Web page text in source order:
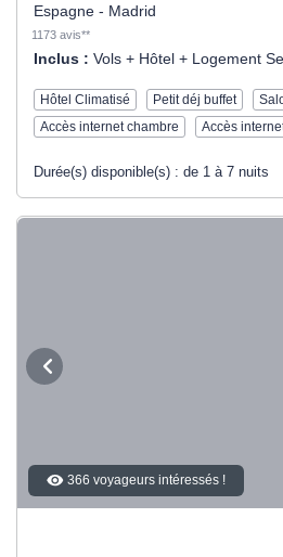
Espagne - Madrid
1173 avis**
Inclus : Vols + Hôtel + Logement
Hôtel Climatisé Petit déj buffet
Accès internet chambre
Accès
Durée(s) disponible(s) : de 1 à 7 nuits
366 voyageurs intéressés !